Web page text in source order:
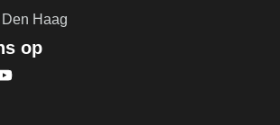
Haag
op
Facebook pagina (opent in nieuw
X pagina (opent in nieuw tabblad)
onze LinkedIn pagina (opent in nieuw
onze Instagram pagina (opent in
onze YouTube pagina (opent in